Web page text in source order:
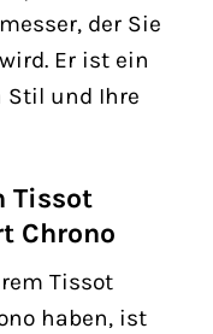
der Sie
Er ist ein
Stil und Ihre
Tissot
Chrono
Tissot
haben, ist